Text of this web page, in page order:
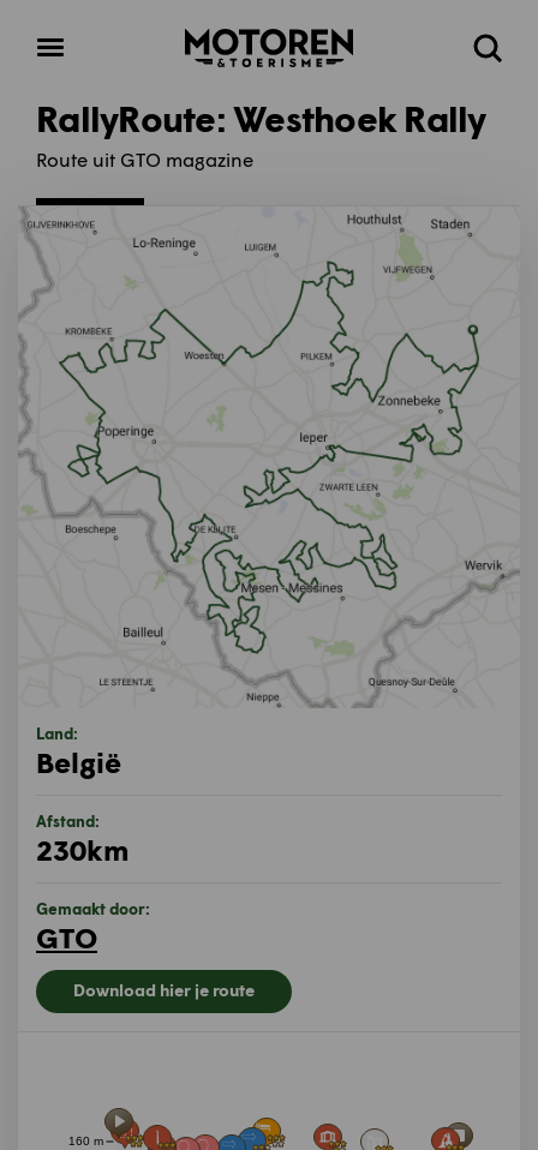
Open
Homepage Zoeken
RallyRoute: Westhoek Rally
Route uit GTO magazine
160 m
Land:
België
Afstand:
230km
Gemaakt door:
GTO
Download hier je route